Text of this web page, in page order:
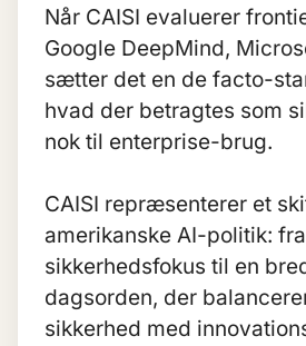
Når CAISI evaluerer
Google DeepMind,
sætter det en de facto-
hvad der betragtes som
nok til enterprise-brug.
CAISI repræsenterer et
amerikanske AI-politik:
sikkerhedsfokus til en
dagsorden, der
sikkerhed med